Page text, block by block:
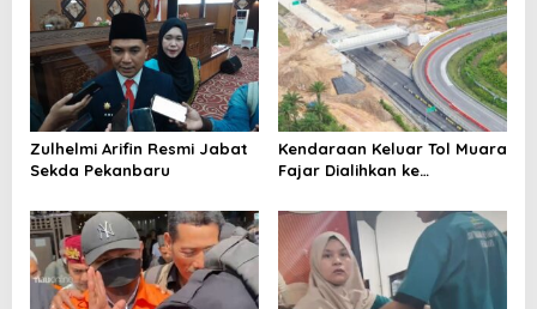
Zulhelmi Arifin Resmi Jabat
Sekda Pekanbaru
Kendaraan Keluar Tol Muara
Fajar Dialihkan ke